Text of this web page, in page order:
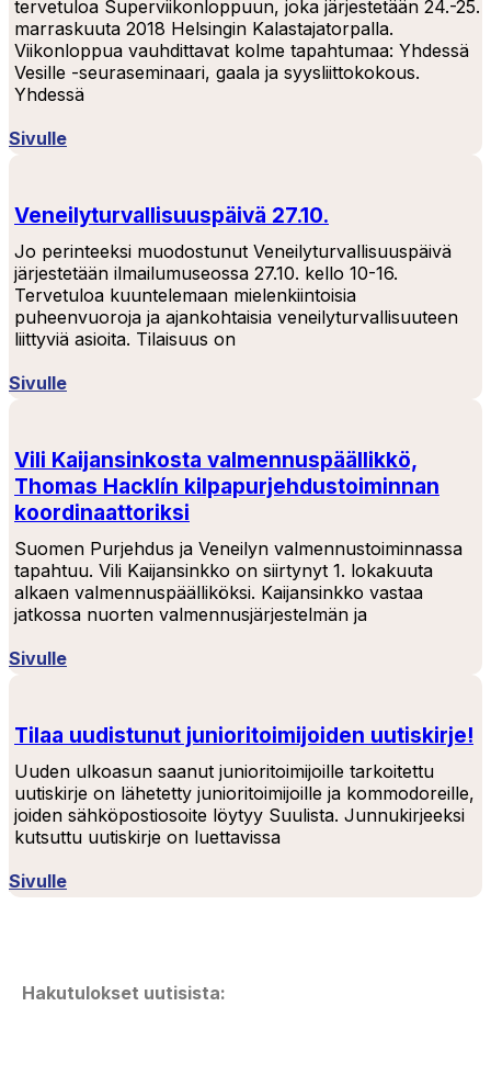
tervetuloa Superviikonloppuun, joka järjestetään 24.-25.
marraskuuta 2018 Helsingin Kalastajatorpalla.
Viikonloppua vauhdittavat kolme tapahtumaa: Yhdessä
Vesille -seuraseminaari, gaala ja syysliittokokous.
Yhdessä
Sivulle
Veneilyturvallisuuspäivä 27.10.
Jo perinteeksi muodostunut Veneilyturvallisuuspäivä
järjestetään ilmailumuseossa 27.10. kello 10-16.
Tervetuloa kuuntelemaan mielenkiintoisia
puheenvuoroja ja ajankohtaisia veneilyturvallisuuteen
liittyviä asioita. Tilaisuus on
Sivulle
Vili Kaijansinkosta valmennuspäällikkö,
Thomas Hacklín kilpapurjehdustoiminnan
koordinaattoriksi
Suomen Purjehdus ja Veneilyn valmennustoiminnassa
tapahtuu. Vili Kaijansinkko on siirtynyt 1. lokakuuta
alkaen valmennuspäälliköksi. Kaijansinkko vastaa
jatkossa nuorten valmennusjärjestelmän ja
Sivulle
Tilaa uudistunut junioritoimijoiden uutiskirje!
Uuden ulkoasun saanut junioritoimijoille tarkoitettu
uutiskirje on lähetetty junioritoimijoille ja kommodoreille,
joiden sähköpostiosoite löytyy Suulista. Junnukirjeeksi
kutsuttu uutiskirje on luettavissa
Sivulle
Hakutulokset uutisista: